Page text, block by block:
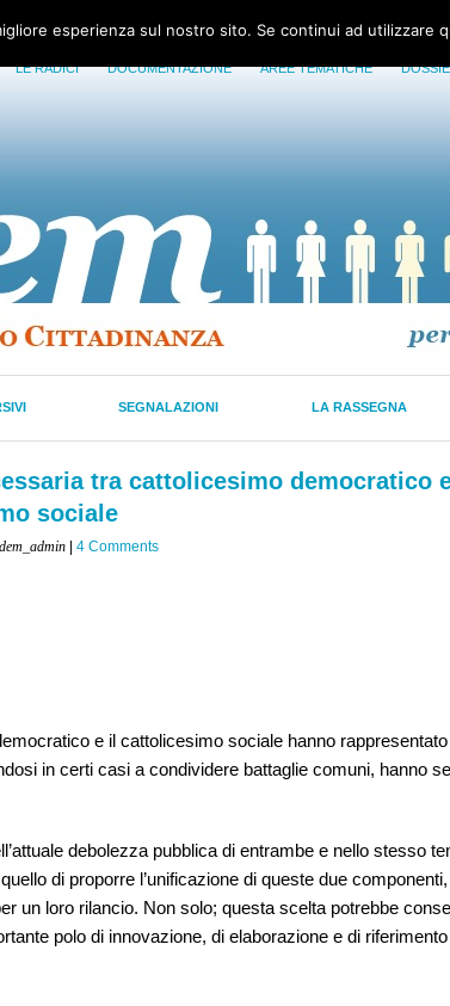
LE RADICI DOCUMENTAZIONE AREE TEMATICHE
SEGNALAZIONI LA RASSEGNA
tra cattolicesimo democratico
sociale
| 4 Comments
e il cattolicesimo sociale hanno
in certi casi a condividere battaglie comuni, hanno
debolezza pubblica di entrambe e nello stesso
di proporre l’unificazione di queste due
un loro rilancio. Non solo; questa scelta potrebbe
polo di innovazione, di elaborazione e di
esperienza sul nostro sito. Se continui ad utilizzare